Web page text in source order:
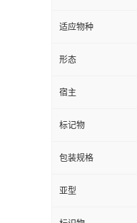
适应物种
形态
宿主
标记物
包装规格
亚型